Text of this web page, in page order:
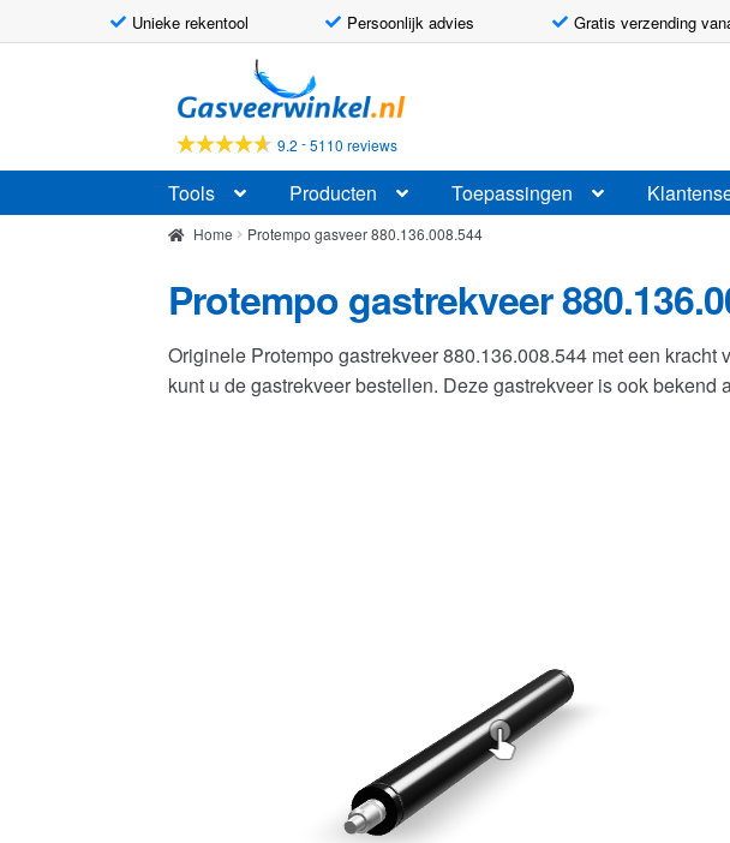
Unieke rekentool Persoonlijk advies Gratis verzending
door
naar
navigatie
naar
de
inhoud
9.2 -5110 reviews
Tools Producten Toepassingen
Home Protempo gasveer 880.136.008.544
Protempo gastrekveer
Originele Protempo gastrekveer 880.136.008.544 met een
kunt u de gastrekveer bestellen. Deze gastrekveer is ook